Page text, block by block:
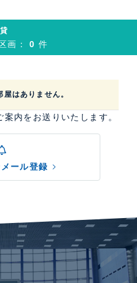
画：0件
はありません。
内をお送りいたします。
ール登録